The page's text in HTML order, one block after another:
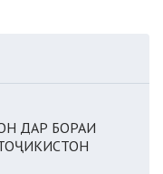
ДАР БОРАИ